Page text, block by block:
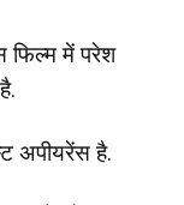
फिल्म में परेश
अपीयरेंस है.